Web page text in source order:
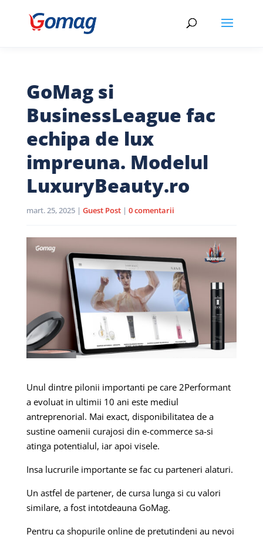
GoMag si
BusinessLeague fac
echipa de lux
impreuna. Modelul
LuxuryBeauty.ro
mart. 25, 2025| Guest Post| 0 comentarii
Unul dintre pilonii importanti pe care 2Performant
a evoluat in ultimii 10 ani este mediul
antreprenorial. Mai exact, disponibilitatea de a
sustine oamenii curajosi din e-commerce sa-si
atinga potentialul, iar apoi visele.
Insa lucrurile importante se fac cu parteneri alaturi.
Un astfel de partener, de cursa lunga si cu valori
similare, a fost intotdeauna GoMag.
Pentru ca shopurile online de pretutindeni au nevoi